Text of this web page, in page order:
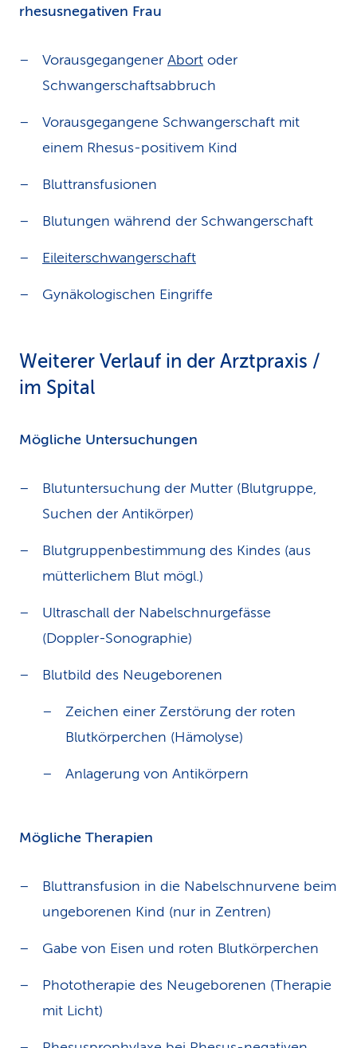
rhesusnegativen Frau
Vorausgegangener Abort oder
Schwangerschaftsabbruch
Vorausgegangene Schwangerschaft mit
einem Rhesus-positivem Kind
Bluttransfusionen
Blutungen während der Schwangerschaft
Eileiterschwangerschaft
Gynäkologischen Eingriffe
Weiterer Verlauf in der Arztpraxis /
im Spital
Mögliche Untersuchungen
Blutuntersuchung der Mutter (Blutgruppe,
Suchen der Antikörper)
Blutgruppenbestimmung des Kindes (aus
mütterlichem Blut mögl.)
Ultraschall der Nabelschnurgefässe
(Doppler-Sonographie)
Blutbild des Neugeborenen
Zeichen einer Zerstörung der roten
Blutkörperchen (Hämolyse)
Anlagerung von Antikörpern
Mögliche Therapien
Bluttransfusion in die Nabelschnurvene beim
ungeborenen Kind (nur in Zentren)
Gabe von Eisen und roten Blutkörperchen
Phototherapie des Neugeborenen (Therapie
mit Licht)